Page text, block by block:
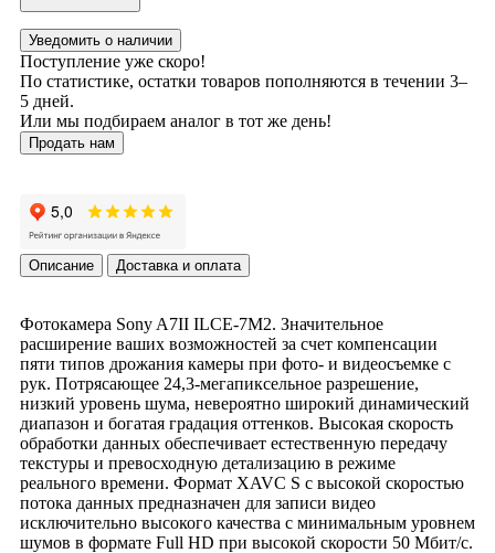
Уведомить о наличии
Поступление уже скоро!
По статистике, остатки товаров пополняются в течении 3–
5 дней.
Или мы подбираем аналог в тот же день!
Продать нам
Описание Доставка и оплата
Фотокамера Sony A7II ILCE-7M2. Значительное
расширение ваших возможностей за счет компенсации
пяти типов дрожания камеры при фото- и видеосъемке с
рук. Потрясающее 24,3-мегапиксельное разрешение,
низкий уровень шума, невероятно широкий динамический
диапазон и богатая градация оттенков. Высокая скорость
обработки данных обеспечивает естественную передачу
текстуры и превосходную детализацию в режиме
реального времени. Формат XAVC S с высокой скоростью
потока данных предназначен для записи видео
исключительно высокого качества с минимальным уровнем
шумов в формате Full HD при высокой скорости 50 Мбит/с.